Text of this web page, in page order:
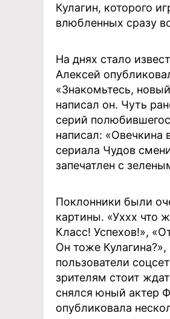
Кулагин, которого
влюбленных сразу
На днях стало
Алексей
«Знакомьтесь,
написал он. Чуть
серий
написал: «Овечкина
сериала Чудов
запечатлен с
Поклонники были
картины. «Уххх что
Класс! Успехов!»,
Он тоже
пользователи
зрителям стоит
снялся юный актер
опубликовала